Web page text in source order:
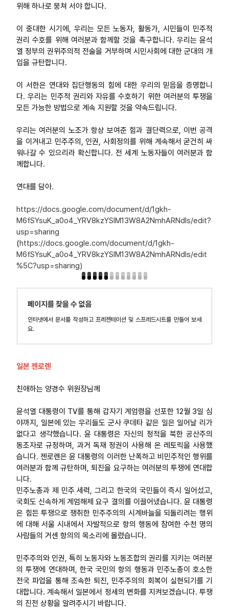
위해 하나로 뭉쳐 서야 합니다.
이 중대한 시기에, 우리는 모든 노동자, 활동가, 시민들이 민주적
권리 수호를 위해 여러분과 함께할 것을 촉구합니다. 우리는 윤석
열 정부의 권위주의적 전술을 거부하며 시민사회에 대한 군대의 개
입을 규탄합니다.
이 서한은 연대와 집단행동의 힘에 대한 우리의 믿음을 증명합니
다. 우리는 민주적 권리와 자유를 수호하기 위한 여러분의 투쟁을
모든 가능한 방법으로 계속 지원할 것을 약속드립니다.
우리는 여러분의 노조가 항상 보여준 힘과 결단력으로, 이번 공격
을 이겨내고 민주주의, 인권, 사회정의를 위해 계속해서 굳건히 싸
워나갈 수 있으리라 확신합니다. 전 세계 노동자들이 여러분과 함
께합니다.
연대를 담아.
https://docs.google.com/document/d/1gkh-
M6fSYsuK_a0o4_YRV8kzYSIM13W8A2NmhARNdls/edit?
usp=sharing
(https://docs.google.com/document/d/1gkh-
M6fSYsuK_a0o4_YRV8kzYSIM13W8A2NmhARNdls/edit
%5C?usp=sharing)
페이지를 찾을 수 없음
인터넷에서 문서를 작성하고 프레젠테이션 및 스프레드시트를 만들어 보세
요.
일본 젠로렌
친애하는 양경수 위원장님께
윤석열 대통령이 TV를 통해 갑자기 계엄령을 선포한 12월 3일 심
야까지, 일본에 있는 우리들도 군사 쿠데타 같은 일은 일어날 리가
없다고 생각했습니다. 윤 대통령은 자신의 정적을 북한 공산주의
동조자로 규정하며, 과거 독재 정권이 사용해 온 레토릭을 사용했
습니다. 젠로렌은 윤 대통령의 이러한 난폭하고 비민주적인 행위를
여러분과 함께 규탄하며, 퇴진을 요구하는 여러분의 투쟁에 연대합
니다.
민주노총과 제 민주 세력, 그리고 한국의 국민들이 즉시 일어섰고,
국회도 신속하게 계엄해제 요구 결의를 이끌어냈습니다. 윤 대통령
은 힘든 투쟁으로 쟁취한 민주주의의 시계바늘을 되돌리려는 행위
에 대해 서울 시내에서 자발적으로 항의 행동에 참여한 수천 명의
사람들의 거센 항의의 목소리에 몰렸습니다.
민주주의와 인권, 특히 노동자와 노동조합의 권리를 지키는 여러분
의 투쟁에 연대하며, 한국 국민의 항의 행동과 민주노총이 호소한
전국 파업을 통해 조속한 퇴진, 민주주의의 회복이 실현되기를 기
대합니다. 계속해서 일본에서 정세의 변화를 지켜보겠습니다. 투쟁
의 진전 상황을 알려주시기 바랍니다.